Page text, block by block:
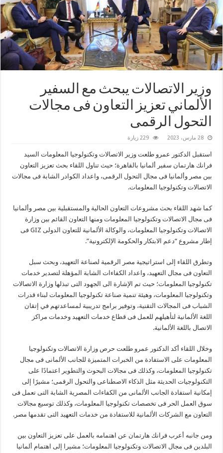
وزير الاتصالات يبحث مع السفير
الألماني تعزيز التعاون فى مجالات
التحول الرقمى
28 مارس، 2023 229 زيارة
استقبل الدكتور عمرو طلعت وزير الاتصالات وتكنولوجيا المعلومات السيد
فرانك هارتمان سفير ألمانيا بالقاهرة؛ حيث تناول اللقاء بحث تعزيز التعاون
بين مصر وألمانيا فى مجال التحول الرقمى، واعداد الكوادر الشابة فى مجالات
الاتصالات وتكنولوجيا المعلومات.
كما شهد اللقاء بحث مشروعات التعاون الحالية والمستقبلية بين مصر وألمانيا
فى مجال الاتصالات وتكنولوجيا المعلومات ومنها التعاون القائم بين وزارة
الاتصالات وتكنولوجيا المعلومات، والوكالة الألمانية للتعاون الدولى GIZ فى
إطار مشروع “دعم الابتكار والحكومة الإلكترونية”.
وتطرق اللقاء إلى استراتيجية مصر الرقمية لصناعة التعهيد، وبحث سبل
التعاون فى مجال التعهيد، واعداد الكفاءات الشابة المؤهلة لتصدير خدمات
تكنولوجيا المعلومات؛ حيث تم الإشارة الى الجهود التى تبذلها وزارة الاتصالات
وتكنولوجيا المعلومات، وهيئة تنمية صناعة تكنولوجيا المعلومات لبناء قدرات
الشباب فى المجالات التقنية، وتوفير برامج تدريبية لمساعدتهم في إتقان
اللغة الألمانية لتأهيلهم للعمل فى قطاع خدمات التعهيد وخدمات مراكز
الاتصال باللغة الألمانية.
وخلال اللقاء أكد الدكتور عمرو طلعت حرص وزارة الاتصالات وتكنولوجيا
المعلومات على الاستفادة من الخبرات المتميزة للجانب الألمانى فى مجال
تكنولوجيا المعلومات، وكذلك فى مجالات البحوث والتطوير اعتمادًا على
التكنولوجيات الحديثة مثل الذكاء الاصطناعى والتحول الرقمى؛ مشيرًا إلى
إمكانية استفادة الجانب الألمانى من الكفاءات المصرية الشابة التى تعمل فى
سوق العمل الحر فى تخصصات تكنولوجيا المعلومات، وكذلك توسيع مجالات
التعاون مع الشركات الألمانية للاستفادة من خدمات التعهيد التى تقدمها مصر.
ومن جانبه أعرب فرانك هارتمان عن اهتمامه بالعمل على تعزيز التعاون بين
البلدين فى مجال الاتصالات وتكنولوجيا المعلومات؛ مشيرا إلى اهتمام ألمانيا